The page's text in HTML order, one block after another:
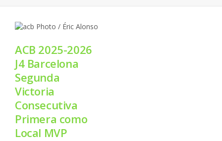
FEB
FIBA
OTROS
FORMACIÓN
NBA
ACB 2025-2026
J4 Barcelona
Segunda
Victoria
Consecutiva
Primera como
Local MVP